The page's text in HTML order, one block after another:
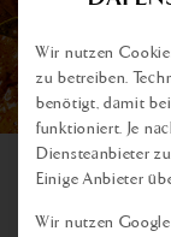
Wir nutzen
zu betreiben.
benötigt, damit
funktioniert. Je
Diensteanbieter
Einige Anbieter
Wir nutzen